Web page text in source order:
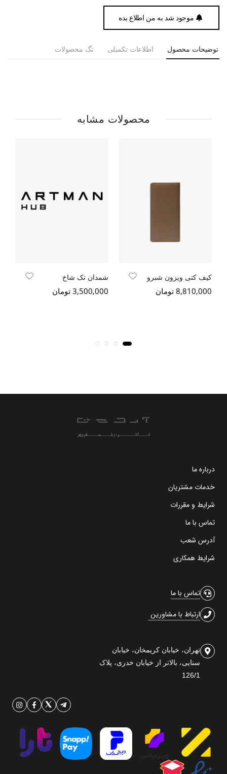
موجود شد به من اطلاع بده
توضیحات محصول اطلاعات تکمیلی تگ محصولات
محصولات مشابه
کیف کتی ویزون شبرو
8,810,000 تومان
شمدان تک شاخ
3,500,000 تومان
درباره ما
خدمات مشتریان
شرایط و مقررات
تماس با ما
آدرس شعب
شرایط همکاری
تماس با ما
ارتباط با مشاورین
تهران، خیابان کریمخان، خیابان
سنایی، بالاتر از خیابان خدری، پلاک
126/1